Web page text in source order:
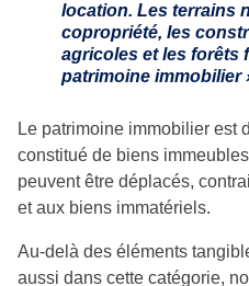
location. Les terrains
copropriété, les
agricoles et les forêts
patrimoine immobilier
Le patrimoine immobilier est
constitué de biens
peuvent être déplacés,
et aux biens immatériels.
Au-delà des éléments
aussi dans cette catégorie,